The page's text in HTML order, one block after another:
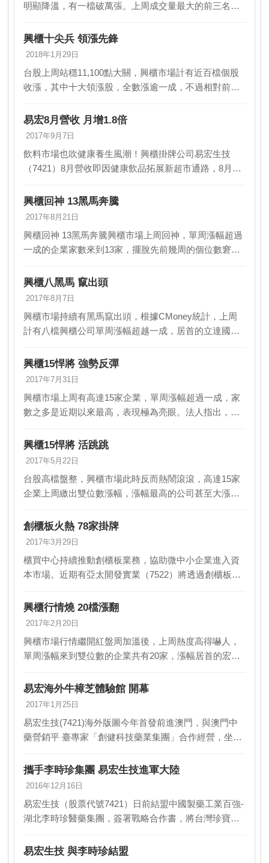
明顯降溫，有一檔破萬張。上周成交量最大的前三名為
（4967）；而近一周成交量最大的十檔股票中，以生技
醫…
興櫃十尖兵 領漲先鋒
2018年1月29日
台股上周站穩11,100點大關，興櫃市場計有近百檔個股
收漲，其中十大領漲股，全數漲逾一成，不過相對前
也快速變化。CMoney統計，上周興櫃漲跌家數比約…
易宏8月營收 月增1.8倍
2017年9月7日
飲料市場也吹健康養生風潮！興櫃掛牌公司易宏生技
（7421）8月營收即因健康飲品拓展新超市通路，8月業
186.26％，也較去年同期794萬元成長66.8…
興櫃回神 13黑馬奔騰
2017年8月21日
興櫃回神 13黑馬奔騰興櫃市場上周回神，單周漲幅超過
一成的企業家數來到13家，擺脫先前幾周的個位數窘
通常較好，交投熱度可望提升。投信法人分析，台股前
波…
興櫃八黑馬 竄出頭
2017年8月7日
興櫃市場持續有黑馬竄出頭，根據CMoney統計，上周
計有八檔興櫃公司單周漲幅超越一成，居首的立達國際
出，台股持續高檔震盪，觀察近期盤面表現，不難推…
興櫃15悍將 強勢反彈
2017年7月31日
興櫃市場上周有高達15家企業，單周漲幅超過一成，家
數之多是近期以來最高，表現極為亮眼。法人指出，台
正，在基本面依舊正向情況下，浮現再漲契機，值得多
加留…
興櫃15悍將 活跳跳
2017年5月22日
台股高檔盤整，興櫃市場此時反而熱鬧滾滾，高達15家
企業上周繳出雙位數漲幅，漲幅最高的公司甚至大漲超
後，最近將以小型股活蹦亂跳，作為台股盤面主軸。根
據CM…
創櫃板火熱 78家掛牌
2017年3月29日
櫃買中心持續推動創櫃板業務，協助微中小企業進入資
本市場。近期有亞太開發實業（7522）將透過創櫃板辦
家，今年來累計輔導家數則有9家。另一方面，興…
興櫃行情燒 20檔漲翻
2017年2月20日
興櫃市場行情繼開紅盤周加溫後，上周熱度高得嚇人，
單周漲幅來到雙位數的企業共有20家，漲幅居首的宏陽
也都有四成以上，整個興櫃市場呈欣欣向榮之勢。根
據…
易宏海外牛樟芝體驗館 開幕
2017年1月25日
易宏生技(7421)海外版圖今年首發前進澳門，與澳門中
藥營銷平 臺專家「創健科技藥業集團」合作經營，坐落
易宏表示，希望藉助澳門市場的開拓 ，進而進入…
攜手李時珍集團 易宏生技進軍大陸
2016年12月16日
易宏生技（股票代號7421）日前結盟中國製藥工業百強-
湖北李時珍醫藥集團，簽署戰略合作書，將台灣珍寶牛
品，透過李時珍集團大健康計畫推展至大陸地區。李時
易宏生技 與李時珍結盟